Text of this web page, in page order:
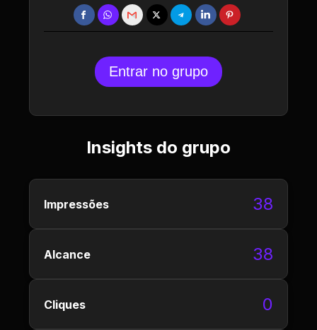
Entrar no grupo
Insights do grupo
Impressões 38
Alcance 38
Cliques 0